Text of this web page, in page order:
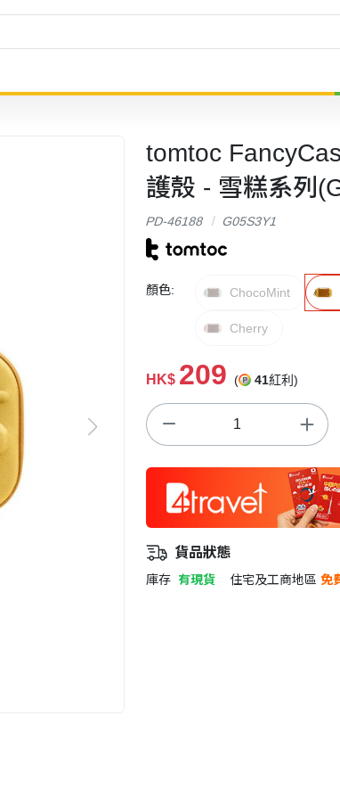
tomtoc
護殼 - 雪糕系列
PD-46188 G05S3Y1
顏色: ChocoMint
Cherry
HK$ 209 ( 41紅利)
貨品狀態
庫存 有現貨 住宅及工商地區 免